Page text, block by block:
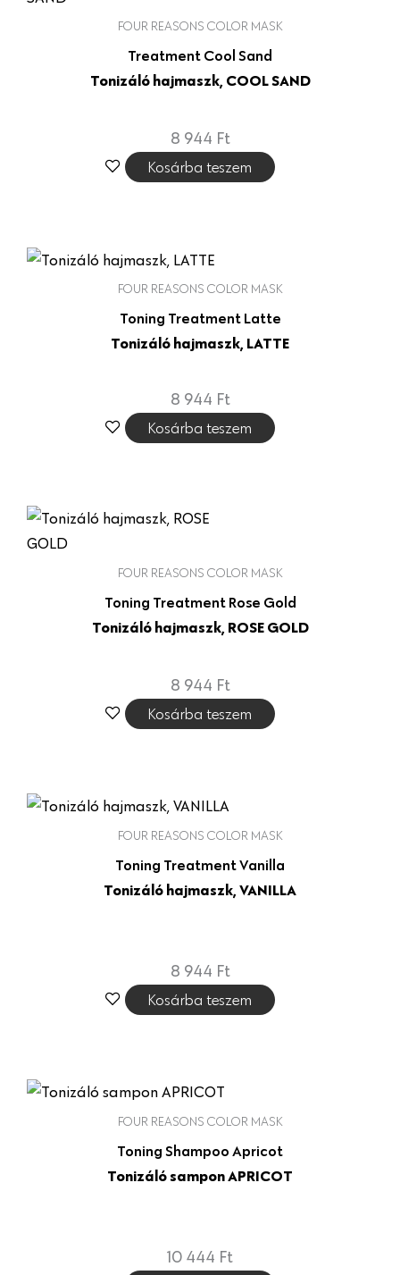
FOUR REASONS COLOR MASK
Treatment Cool Sand
Tonizáló hajmaszk, COOL SAND
8 944 Ft
Kosárba teszem
FOUR REASONS COLOR MASK
Toning Treatment Latte
Tonizáló hajmaszk, LATTE
8 944 Ft
Kosárba teszem
FOUR REASONS COLOR MASK
Toning Treatment Rose Gold
Tonizáló hajmaszk, ROSE GOLD
8 944 Ft
Kosárba teszem
FOUR REASONS COLOR MASK
Toning Treatment Vanilla
Tonizáló hajmaszk, VANILLA
8 944 Ft
Kosárba teszem
FOUR REASONS COLOR MASK
Toning Shampoo Apricot
Tonizáló sampon APRICOT
10 444 Ft